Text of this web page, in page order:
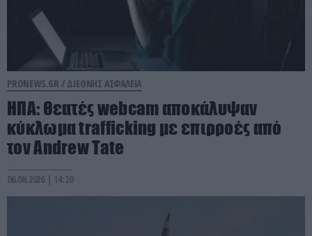
PRONEWS.GR / ΔΙΕΘΝΗΣ ΑΣΦΑΛΕΙΑ
ΗΠΑ: Θεατές webcam αποκάλυψαν
κύκλωμα trafficking με επιρροές από
τον Andrew Tate
06.08.2026 | 14:20